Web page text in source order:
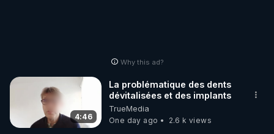
Why this ad?
4:46
La problématique des dents
dévitalisées et des implants
TrueMedia
One day ago
2.6 k views